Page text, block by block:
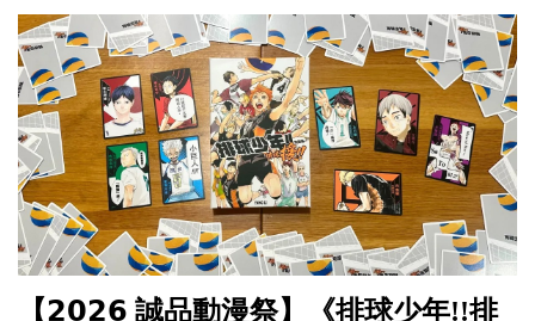
【𝟮𝟬𝟮𝟲 誠品動漫祭】《排球少年!!排